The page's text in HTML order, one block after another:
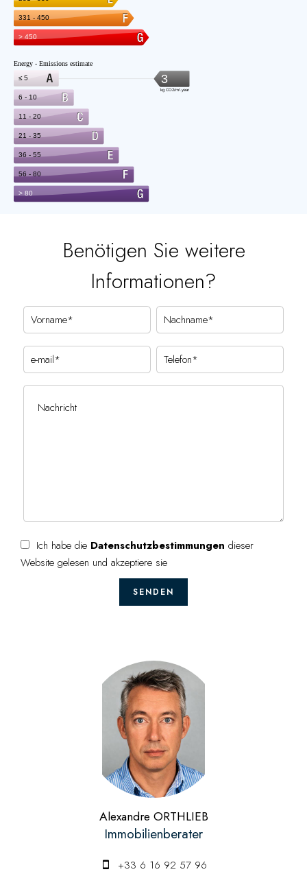
Benötigen Sie weitere
Informationen?
Ich habe die Datenschutzbestimmungen dieser
Website gelesen und akzeptiere sie
SENDEN
Alexandre ORTHLIEB
Immobilienberater
+33 6 16 92 57 96